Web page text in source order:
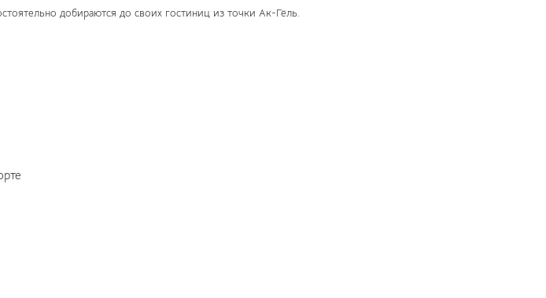
добираются до своих гостиниц из точки Ак-Гёль.